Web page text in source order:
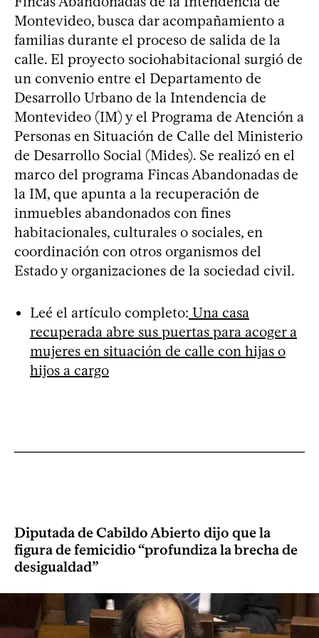
Montevideo, busca dar acompañamiento a
familias durante el proceso de salida de la
calle. El proyecto sociohabitacional surgió de
un convenio entre el Departamento de
Desarrollo Urbano de la Intendencia de
Montevideo (IM) y el Programa de Atención a
Personas en Situación de Calle del Ministerio
de Desarrollo Social (Mides). Se realizó en el
marco del programa Fincas Abandonadas de
la IM, que apunta a la recuperación de
inmuebles abandonados con fines
habitacionales, culturales o sociales, en
coordinación con otros organismos del
Estado y organizaciones de la sociedad civil.
Leé el artículo completo: Una casa
recuperada abre sus puertas para acoger a
mujeres en situación de calle con hijas o
hijos a cargo
Diputada de Cabildo Abierto dijo que la
figura de femicidio “profundiza la brecha de
desigualdad”